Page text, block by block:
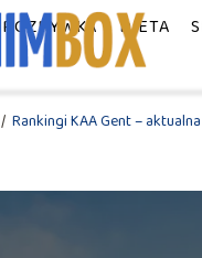
ROZRYWKA DIETA
/ Rankingi KAA Gent –